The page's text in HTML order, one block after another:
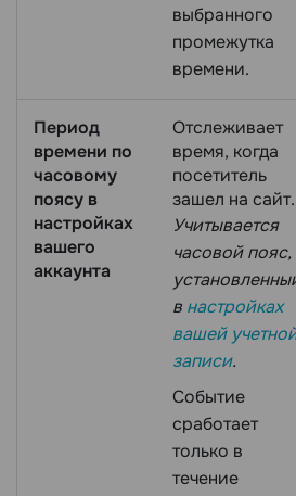
выбранного
промежутка
времени.
Период
времени по
часовому
поясу в
настройках
вашего
аккаунта
Отслеживает
время, когда
посетитель
зашел на сайт.
Учитывается
часовой пояс,
в настройках
вашей
записи.
Событие
сработает
только в
течение